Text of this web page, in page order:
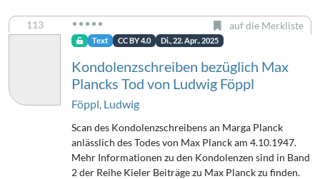
113 auf die Merkliste
Text CC BY 4.0 Di., 22. Apr.. 2025
Kondolenzschreiben bezüglich Max
Plancks Tod von Ludwig Föppl
Föppl, Ludwig
Scan des Kondolenzschreibens an Marga Planck
anlässlich des Todes von Max Planck am 4.10.1947.
Mehr Informationen zu den Kondolenzen sind in Band
2 der Reihe Kieler Beiträge zu Max Planck zu finden.